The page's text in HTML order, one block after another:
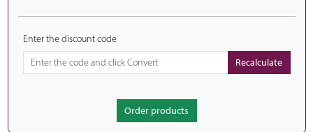
Enter the discount code
Order products